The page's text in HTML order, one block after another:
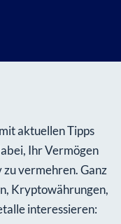
aktuellen Tipps
Ihr Vermögen
vermehren. Ganz
Kryptowährungen,
interessieren: